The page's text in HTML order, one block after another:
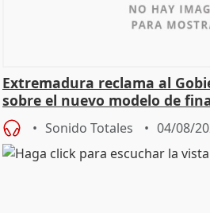
Extremadura reclama al
sobre el nuevo modelo de
Sonido Totales 04/08/